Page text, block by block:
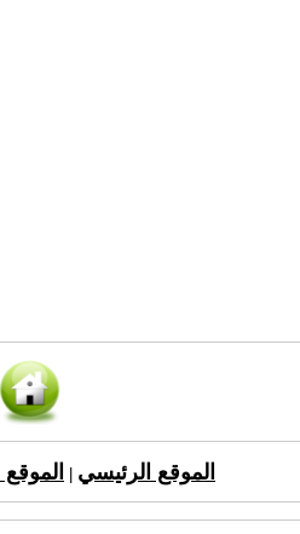
الموقع الرئيسي